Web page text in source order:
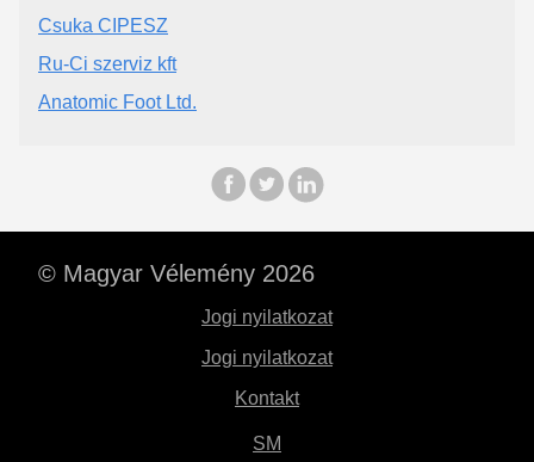
Csuka CIPESZ
Ru-Ci szerviz kft
Anatomic Foot Ltd.
© Magyar Vélemény 2026
Jogi nyilatkozat
Jogi nyilatkozat
Kontakt
SM